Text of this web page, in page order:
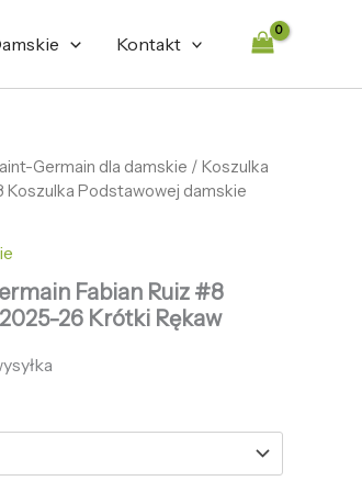
Kontakt
Germain dla damskie / Koszulka
Koszulka Podstawowej damskie
Fabian Ruiz #8
26 Krótki Rękaw